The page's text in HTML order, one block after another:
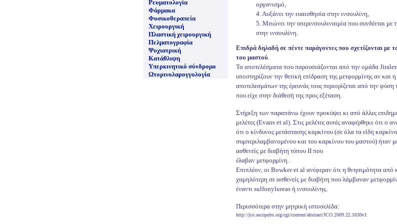
Ρευματολογία
Φάρμακα
Φυσικοθεραπεία
Χειρουργική
Πλαστική χειρουργική
Πελματογραφία
Ψυχιατρική
Κατάθλιψη
Υπερκινητικό σύνδρομο
Ωτορινολαρυγγολογία
οργανισμό,
4. Αυξάνει την ευαισθησία στην ινσουλίνη,
5. Μειώνει την υπερινσουλιναιμία που συνδέεται με
στην ινσουλίνη.
Επιδρά δηλαδή σε πέντε παράγοντες που σχετίζονται με
του μαστού.
Τα αποτελέσματα που παρουσιάζονται από την ομάδα
υποστηρίζουν την θετική επίδραση της μετφορμίνης αν και
αποτελεσμάτων της έρευνάς τους περιορίζεται από την
που είχε στην διάθεσή της προς εξέταση.
Στήριξη των παραπάνω έχουν προκύψει κι από άλλες
μελέτες (Evans et al). Στις μελέτες αυτές αναφέρθηκε ότι ο
ότι ο κίνδυνος μετάστασης καρκίνου (σε όλα τα είδη
συμπεριλαμβανομένου και του καρκίνου του μαστού) ήταν
ασθενείς με διαβήτη τύπου ΙΙ που
έλαβαν μετφορμίνη.
Επιπλέον, οι Bowker et al ανέφεραν ότι η θνησιμότητα από
χαμηλότερη σε ασθενείς με διαβήτη που λάμβαναν
έναντι sulfonylureas ή ινσουλίνης.
Περισσότερα στην μητρική ιστοσελίδα:
http://jco.ascopubs.org/cgi/content/abstract/JCO.2009.22.1630v1